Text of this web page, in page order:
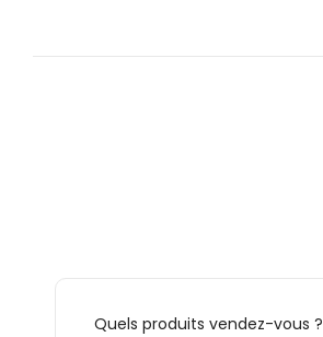
Quels produits vendez-vous ?